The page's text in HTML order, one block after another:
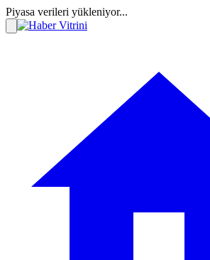
Piyasa verileri yükleniyor...